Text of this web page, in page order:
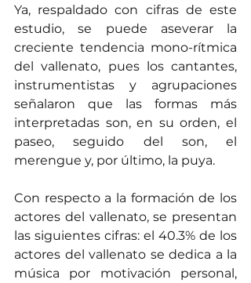
Ya, respaldado con cifras de este
estudio, se puede aseverar la
creciente tendencia mono-rítmica
del vallenato, pues los cantantes,
instrumentistas y agrupaciones
señalaron que las formas más
interpretadas son, en su orden, el
paseo, seguido del son, el
merengue y, por último, la puya.
Con respecto a la formación de los
actores del vallenato, se presentan
las siguientes cifras: el 40.3% de los
actores del vallenato se dedica a la
música por motivación personal,